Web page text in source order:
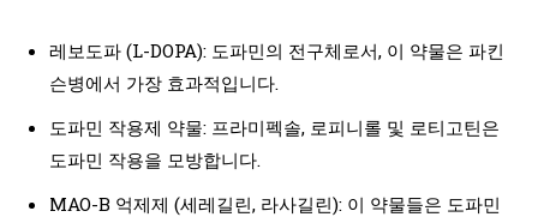
레보도파 (L-DOPA): 도파민의 전구체로서, 이 약물은 파킨
슨병에서 가장 효과적입니다.
도파민 작용제 약물: 프라미펙솔, 로피니롤 및 로티고틴은
도파민 작용을 모방합니다.
MAO-B 억제제 (세레길린, 라사길린): 이 약물들은 도파민